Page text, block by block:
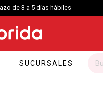
de 3 a 5 días hábiles
SUCURSALES